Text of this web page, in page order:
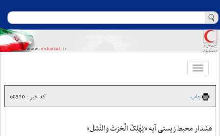
Toggle
navigation
چاپ کد خبر : 68320
هشدار محیط زیستی آیه «یُهْلِکُ الْحَرْثَ وَالنَّسْلَ»